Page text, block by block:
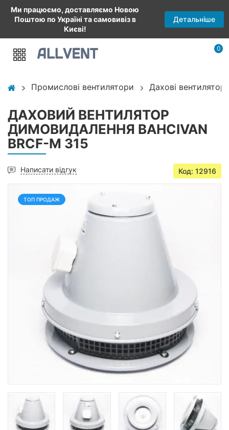
Ми працюємо, доставляємо Новою
Поштою по Україні та самовивіз в
Києві!
Детальніше
0
Промислові вентилятори Дахові
ДАХОВИЙ ВЕНТИЛЯТОР
ДИМОВИДАЛЕННЯ BAHCIVAN
BRCF-M 315
Написати відгук Код: 12916
ТОП ПРОДАЖ